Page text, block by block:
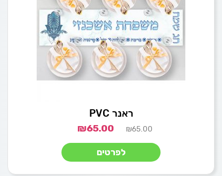
ראנר PVC
₪65.00
₪65.00
לפרטים